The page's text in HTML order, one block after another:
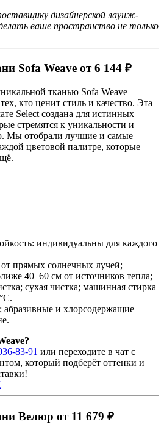
дизайнерской лаунж-
ваше пространство не только
Sofa Weave от 6 144 ₽
тканью Sofa Weave —
кто ценит стиль и качество. Эта
Select создана для истинных
стремятся к уникальности и
Мы отобрали лучшие и самые
цветовой палитре, которые
индивидуальны для каждого
прямых солнечных лучей;
40–60 см от источников тепла;
сухая чистка; машинная стирка
абразивные и хлорсодержащие
83-91 или переходите в чат с
который подберёт оттенки и
Велюр от 11 679 ₽